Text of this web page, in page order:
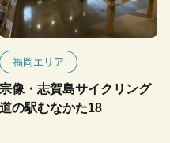
福岡エリア
宗像・志賀島サイクリング
道の駅むなかた18